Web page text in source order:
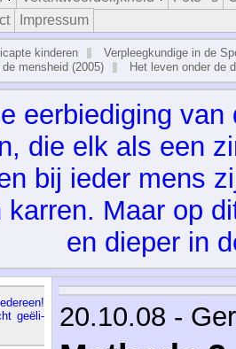
Impressum
kinderen
Verpleegkundige in de
mensheid (2005)
Het leven onder de
eer­bie­di­ging
die elk als een
bij ie­der mens
kar­ren. Maar op
en die­per in
geëli­
20.10.08 -